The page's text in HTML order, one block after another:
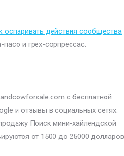
оспаривать действия сообщества
и грех-сорпрессас.
с бесплатной
и отзывы в социальных сетях.
Поиск мини-хайлендской
от 1500 до 25000 долларов